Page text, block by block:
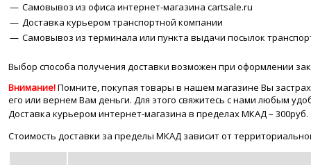
Самовывоз из офиса интернет-магазина cartsale.ru
Доставка курьером транспортной компании
Самовывоз из терминала или пункта выдачи посылок
Выбор способа получения доставки возможен при оформлении
Внимание!Помните, покупая товары в нашем магазине Вы
его или вернем Вам деньги. Для этого свяжитесь с нами любым
Доставка курьером интернет-магазина в пределах МКАД – 300руб.
Стоимость доставки за пределы МКАД зависит от